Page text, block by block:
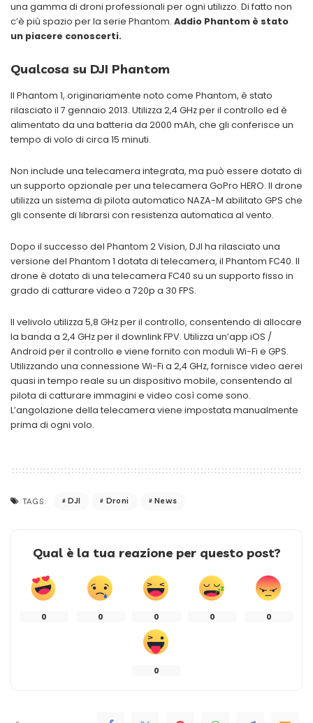
una gamma di droni professionali per ogni utilizzo. Di fatto non
c’è più spazio per la serie Phantom. Addio Phantom è stato
un piacere conoscerti.
Qualcosa su DJI Phantom
Il Phantom 1, originariamente noto come Phantom, è stato
rilasciato il 7 gennaio 2013. Utilizza 2,4 GHz per il controllo ed è
alimentato da una batteria da 2000 mAh, che gli conferisce un
tempo di volo di circa 15 minuti.
Non include una telecamera integrata, ma può essere dotato di
un supporto opzionale per una telecamera GoPro HERO. Il drone
utilizza un sistema di pilota automatico NAZA-M abilitato GPS che
gli consente di librarsi con resistenza automatica al vento.
Dopo il successo del Phantom 2 Vision, DJI ha rilasciato una
versione del Phantom 1 dotata di telecamera, il Phantom FC40. Il
drone è dotato di una telecamera FC40 su un supporto fisso in
grado di catturare video a 720p a 30 FPS.
Il velivolo utilizza 5,8 GHz per il controllo, consentendo di allocare
la banda a 2,4 GHz per il downlink FPV. Utilizza un’app iOS /
Android per il controllo e viene fornito con moduli Wi-Fi e GPS.
Utilizzando una connessione Wi-Fi a 2,4 GHz, fornisce video aerei
quasi in tempo reale su un dispositivo mobile, consentendo al
pilota di catturare immagini e video così come sono.
L’angolazione della telecamera viene impostata manualmente
prima di ogni volo.
TAGS: DJI Droni News
Qual è la tua reazione per questo post?
0 0 0 0 0
0